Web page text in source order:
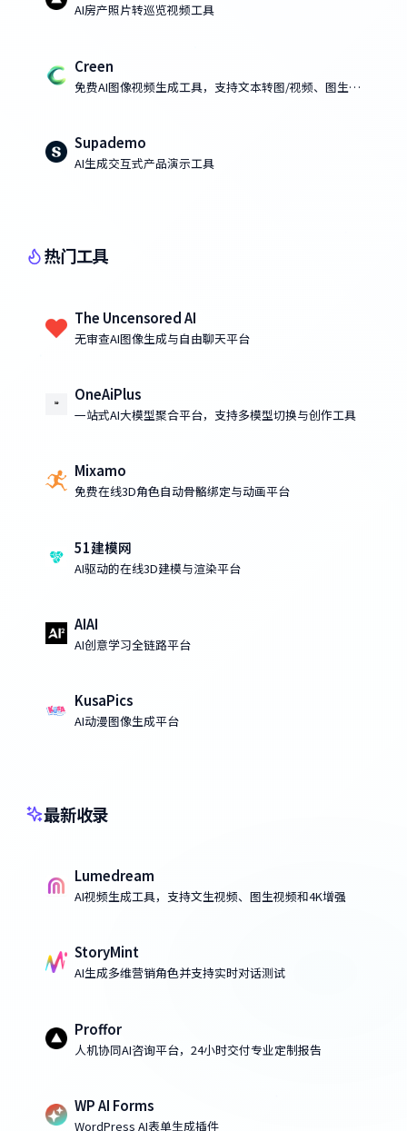
AI房产照片转巡览视频工具
Creen
免费AI图像视频生成工具，支持文本转图/视频、图生图/
Supademo
AI生成交互式产品演示工具
热门工具
The Uncensored AI
无审查AI图像生成与自由聊天平台
OneAiPlus
一站式AI大模型聚合平台，支持多模型切换与创作工具
Mixamo
免费在线3D角色自动骨骼绑定与动画平台
51建模网
AI驱动的在线3D建模与渲染平台
AIAI
AI创意学习全链路平台
KusaPics
AI动漫图像生成平台
最新收录
Lumedream
AI视频生成工具，支持文生视频、图生视频和4K增强
StoryMint
AI生成多维营销角色并支持实时对话测试
Proffor
人机协同AI咨询平台，24小时交付专业定制报告
WP AI Forms
WordPress AI表单生成插件